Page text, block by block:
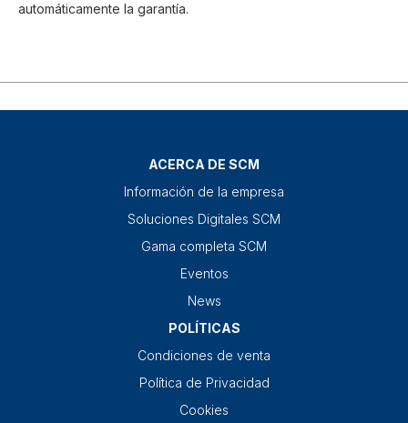
automáticamente la garantía.
ACERCA DE SCM
Información de la empresa
Soluciones Digitales SCM
Gama completa SCM
Eventos
News
POLÍTICAS
Condiciones de venta
Política de Privacidad
Cookies